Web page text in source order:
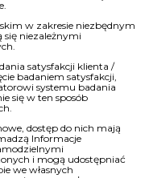
w zakresie niezbędnym
się niezależnymi
satysfakcji klienta /
badaniem satysfakcji,
systemu badania
się w ten sposób
dostęp do nich mają
Informacje
i mogą udostępniać
we własnych